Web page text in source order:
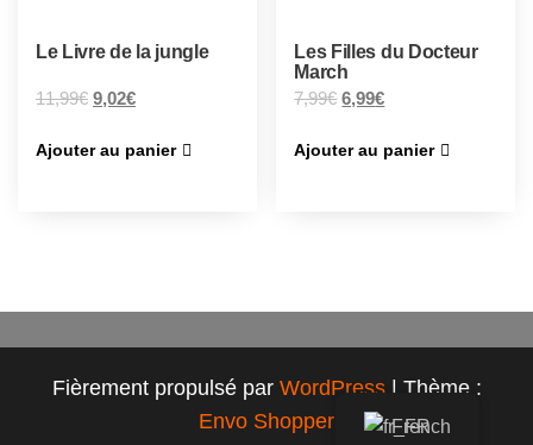
Le Livre de la jungle
11,99€ 9,02€
Ajouter au panier
Les Filles du Docteur
March
7,99€ 6,99€
Ajouter au panier
Fièrement propulsé par WordPress | Thème :
Envo Shopper
French